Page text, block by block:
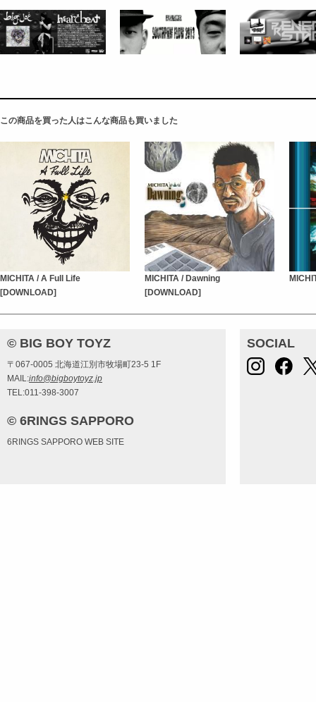
この商品を買った人はこんな商品も買いました
MICHITA / A Full Life
[DOWNLOAD]
MICHITA / Dawning
[DOWNLOAD]
© BIG BOY TOYZ
〒067-0005 北海道江別市牧場町23-5 1F
MAIL:info@bigboytoyz.jp
TEL:011-398-3007
© 6RINGS SAPPORO
6RINGS SAPPORO WEB SITE
SOCIAL